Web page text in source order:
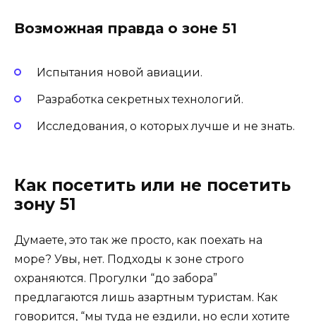
Возможная правда о зоне 51
Испытания новой авиации.
Разработка секретных технологий.
Исследования, о которых лучше и не знать.
Как посетить или не посетить
зону 51
Думаете, это так же просто, как поехать на
море? Увы, нет. Подходы к зоне строго
охраняются. Прогулки “до забора”
предлагаются лишь азартным туристам. Как
говорится, “мы туда не ездили, но если хотите